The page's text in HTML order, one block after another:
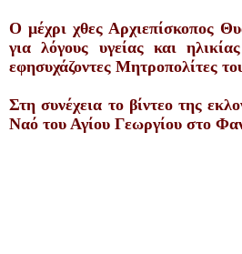
Ο μέχρι χθες Αρχιεπίσκοπος
για λόγους υγείας και
εφησυχάζοντες Μητροπολίτες
Στη συνέχεια το βίντεο της
Ναό του Αγίου Γεωργίου στο